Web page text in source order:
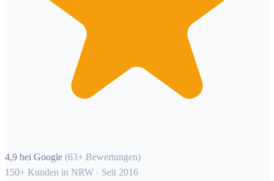
4,9 bei Google (63+ Bewertungen)
150+ Kunden in NRW · Seit 2016